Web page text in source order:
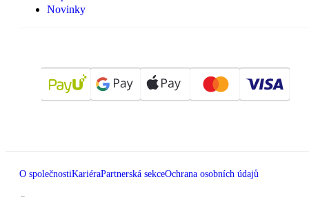
Novinky
O společnostiKariéraPartnerská sekceOchrana osobních údajů